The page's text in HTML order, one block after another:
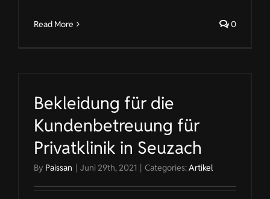
Read More 0
Bekleidung für die
Kundenbetreuung für
Privatklinik in Seuzach
By Paissan | Juni 29th, 2021 | Categories:Artikel